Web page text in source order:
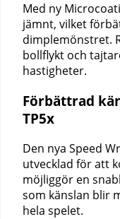
Med ny
jämnt, vilket
dimplemönstret.
bollflykt och
hastigheter.
Förbättrad
TP5x
Den nya Speed
utvecklad för att
möjliggör en
som känslan blir
hela spelet.